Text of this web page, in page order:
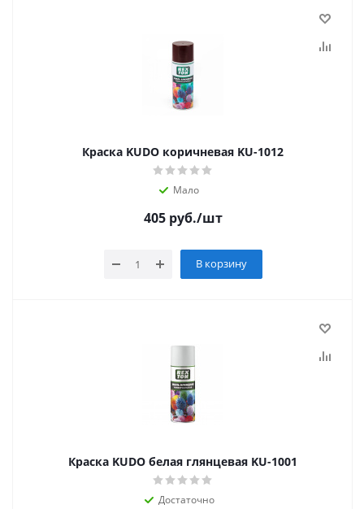
Краска KUDO коричневая KU-1012
Мало
405руб./шт
В корзину
Краска KUDO белая глянцевая KU-1001
Достаточно